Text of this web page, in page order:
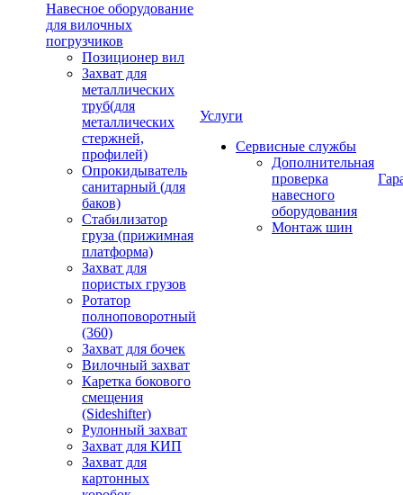
Навесное оборудование
для вилочных
погрузчиков
Позиционер вил
Захват для
металлических
труб(для
металлических
стержней,
профилей)
Опрокидыватель
санитарный (для
баков)
Стабилизатор
груза (прижимная
платформа)
Захват для
пористых грузов
Ротатор
полноповоротный
(360)
Захват для бочек
Вилочный захват
Каретка бокового
смещения
(Sideshifter)
Рулонный захват
Захват для КИП
Захват для
картонных
Услуги
Сервисные службы
Дополнительная
проверка
навесного
оборудования
Монтаж шин